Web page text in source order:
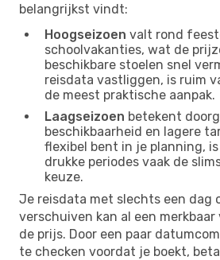
belangrijkst vindt:
Hoogseizoen valt rond
schoolvakanties, wat de
beschikbare stoelen snel
reisdata vastliggen, is ruim
de meest praktische aanpak.
Laagseizoen betekent
beschikbaarheid en lagere
flexibel bent in je planning,
drukke periodes vaak de
keuze.
Je reisdata met slechts een dag
verschuiven kan al een
de prijs. Door een paar
te checken voordat je boekt,